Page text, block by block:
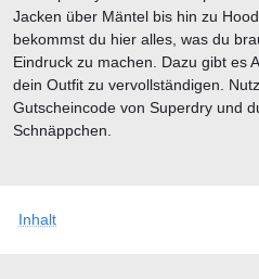
Inhalt
Jacken über Mäntel bis hin zu
bekommst du hier alles, was du
Eindruck zu machen. Dazu gibt es
dein Outfit zu vervollständigen.
Gutscheincode von Superdry und
Schnäppchen.